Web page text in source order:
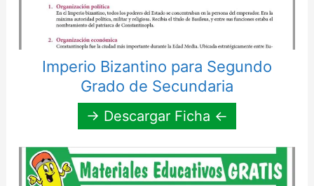
Imperio Bizantino para Segundo
Grado de Secundaria
→ Descargar Ficha ←